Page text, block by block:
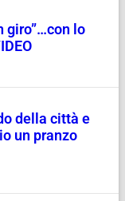
giro”…con lo
della città e
un pranzo